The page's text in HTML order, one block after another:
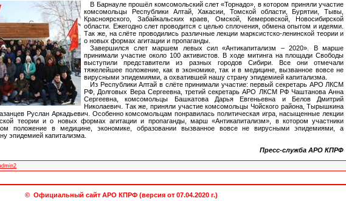
В Барнауле прошёл комсомольский слет «Торнадо», в котором приняли участие
комсомольцы Республики Алтай, Хакасии, Томской области, Бурятии, Тывы,
Красноярского, Забайкальских краев, Омской, Кемеровской, Новосибирской
области. Ежегодно слет проводится с целью сплочения, обмена опытом и идеями.
Так же, на слёте проводились различные лекции марксистско-ленинской теории и
о новых формах агитации и пропаганды.
Завершился слет маршем левых сил «Антикапитализм – 2020». В марше
принимали участие около 100 активистов. В ходе митинга на площади Свободы
выступили представители из разных городов Сибири. Все они отмечали
тяжелейшее положение, как в экономике, так и в медицине, вызванное вовсе не
вирусными эпидемиями, а охватившей нашу страну эпидемией капитализма.
Из Республики Алтай в слёте принимали участие: первый секретарь АРО ЛКСМ
РФ, Долговых Вера Сергеевна, третий секретарь АРО ЛКСМ РФ Чаштанова Анна
Сергеевна, комсомольцы Башкатова Дарья Евгеньевна и Белов Дмитрий
Николаевич. Так же, приняли участие комсомольцы Чойского района, Тырышкина
Руслан Аркадьевич. Особенно комсомольцам понравилась политическая игра, насыщенные лекции
теории и о новых формах агитации и пропаганды, марш «Антикапитализм», в котором участники
положение в медицине, экономике, образовании вызванное вовсе не вирусными эпидемиями, а
эпидемией капитализма.
Пресс-служба АРО КПРФ
© Официальный сайт АРО КПРФ (версия от 07.04.2020 г.)